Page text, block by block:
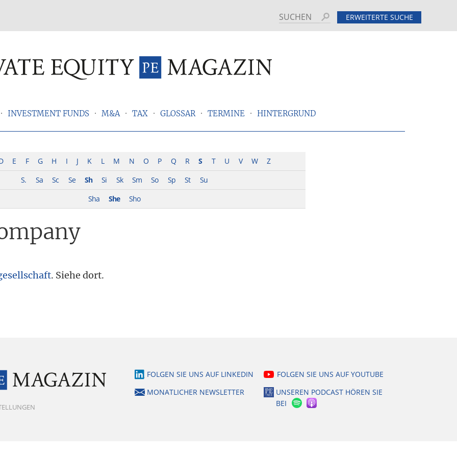
Suchen ERWEITERTE SUCHE
INVESTMENT FUNDS M&A TAX GLOSSAR TERMINE HINTERGRUND
E F G H I J K L M N O P Q R S T U V W
Z
S.
Sa Sc Se Sh Si Sk Sm So Sp St
Su
Sha
She Sho
. Siehe dort.
FOLGEN SIE UNS AUF LINKEDIN
FOLGEN SIE UNS AUF YOUTUBE
MONATLICHER NEWSLETTER
UNSEREN PODCAST HÖREN SIE
BEI